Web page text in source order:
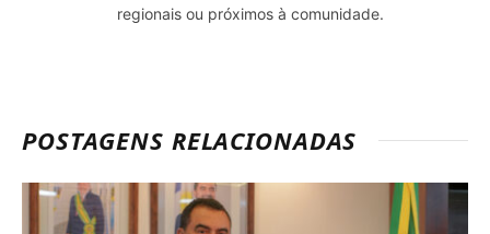
regionais ou próximos à comunidade.
POSTAGENS RELACIONADAS